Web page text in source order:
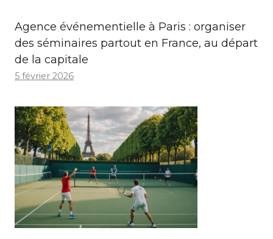
Agence événementielle à Paris : organiser
des séminaires partout en France, au départ
de la capitale
5 février 2026